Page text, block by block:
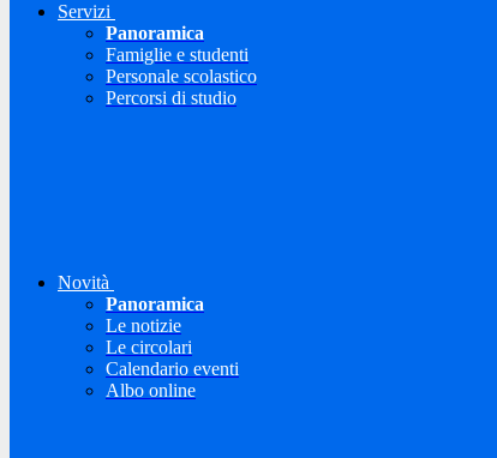
Servizi
Panoramica
Famiglie e studenti
Personale scolastico
Percorsi di studio
Novità
Panoramica
Le notizie
Le circolari
Calendario eventi
Albo online